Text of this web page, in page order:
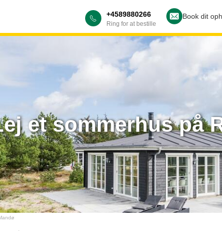
+4589880266
Ring for at bestille
Book dit
et sommerhus på